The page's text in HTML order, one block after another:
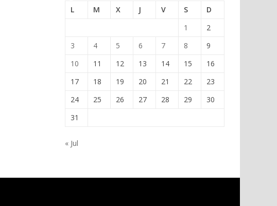
L
M X J V S
D
1
2
3
4 5 6 7 8
9
10
11 12 13 14 15
16
17
18 19 20 21 22
23
24
25 26 27 28 29
30
31
« Jul